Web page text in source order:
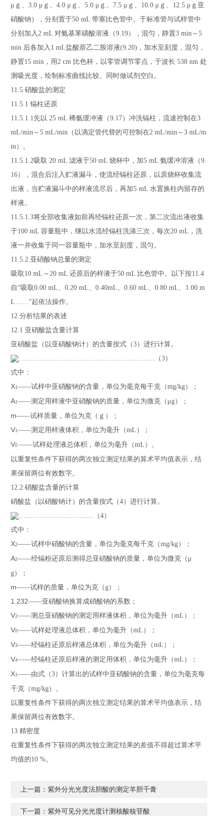
μ ｇ、3.0 μ ｇ、4.0 μ ｇ、5.0 μ ｇ、 7.5 μ ｇ、 10.0 μ ｇ、 12.5 μ ｇ亚
硝酸钠），分别置于50 mL带塞比色管中。于标准管与试样管中
分别加入2 mL对氨基苯磺酸溶液（9.19），混匀，静置3 min ～5
min 后各加入 1 mL盐酸萘乙二胺溶液(9.20) ，加水至刻度，混匀，
静置15 min ，用2 cm 比色杯，以零管调节零点，于波长538 nm处
测吸光度，绘制标准曲线比较。同时做试剂空白。
11.5硝酸盐的测定
11.5.1 镉柱还原
11.5.1.1先以25 mL稀氨缓冲液（9.17）冲洗镉柱，流速控制在3
mL/min ～5 mL/min （以滴定管代替的可控制在2 mL/min ～3 mL/m
in）。
11.5.1.2吸取20 mL滤液于50 mL烧杯中，加5 mL氨缓冲溶液（9.
16），混合后注入贮液漏斗，使流经镉柱还原，以原烧杯收集流
出液，当贮液漏斗中的样液流尽后，再加5 mL水置换柱内留存的
样液。
11.5.1.3将全部收集液如前再经镉柱还原一次，第二次流出液收集
于100 mL容量瓶中，继以水流经镉柱洗涤三次，每次20 mL ，洗
液一并收集于同一容量瓶中，加水至刻度，混匀。
11.5.2 亚硝酸钠总量的测定
吸取 10 mL ～20 mL还原后的样液于50 mL 比色管中。以下按11.4
自“吸取0.00 mL、0.20 mL、0.40mL、0.60 mL、0.80 mL、 1.00 m
L……”起依法操作。
12分析结果的表述
12.1 亚硝酸盐含量计算
亚硝酸盐（以亚硝酸钠计）的含量按式（3）进行计算。
……………………………………………………（3）
式中：
X1——试样中亚硝酸钠的含量，单位为毫克每千克（mg/kg）；
A1——测定用样液中亚硝酸钠的质量，单位为微克（ μg）；
m——试样质量，单位为克（ｇ）；
V1——测定用样液体积，单位为毫升（mL ）；
V0——试样处理液总体积，单位为毫升（mL ）。
以重复性条件下获得的两次独立测定结果的算术平均值表示，结
果保留两位有效数字。
12.2硝酸盐含量的计算
硝酸盐（以硝酸钠计）的含量按式（4）进行计算。
……………………………（4）
式中：
X2——试样中硝酸钠的含量，单位为毫克每千克（mg/kg）；
A2——经镉粉还原后测得总亚硝酸钠的质量，单位为微克（ μ
g）；
m——试样的质量，单位为克（g）；
1.232——亚硝酸钠换算成硝酸钠的系数；
V2——测总亚硝酸钠的测定用样液体积，单位为毫升（mL ）；
V0——试样处理液总体积，单位为毫升（mL ）；
V3——经镉柱还原后样液总体积，单位为毫升（mL ）；
V4——经镉柱还原后样液的测定用体积，单位为毫升（mL ）；
X1——由式（3）计算出的试样中亚硝酸钠的含量，单位为毫克每
千克（mg/kg）。
以重复性条件下获得的两次独立测定结果的算术平均值表示，结
果保留两位有效数字。
13精密度
在重复性条件下获得的两次独立测定结果的差值不得超过算术平
均值的10 %。
上一篇：紫外分光光度法胆酸的测定羊胆千膏
下一篇：紫外可见分光光度计测核酸核苷酸